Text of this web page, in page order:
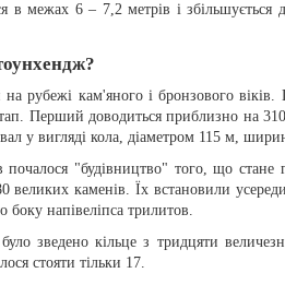
в межах 6 – 7,2 метрів і збільшується
рубежі кам'яного і бронзового
Перший доводиться приблизно на
у вигляді кола, діаметром 115 м,
почалося "будівництво" того, що
великих каменів. Їх встановили
боку напівеліпса трилитов.
зведено кільце з тридцяти
стояти тільки 17.